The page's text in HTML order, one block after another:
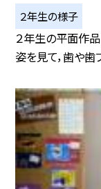
２年生の様子
２年生の平面作品
姿を見て，歯や歯